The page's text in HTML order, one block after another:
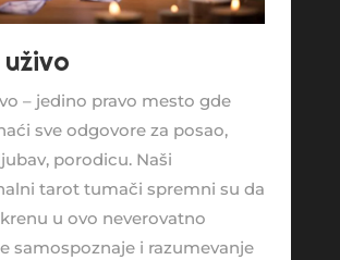
– jedino pravo mesto gde
sve odgovore za posao,
porodicu. Naši
tarot tumači spremni su da
u ovo neverovatno
samospoznaje i razumevanje